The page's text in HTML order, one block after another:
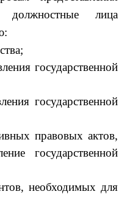
должностные лица
государственной
государственной
правовых актов,
государственной
необходимых для